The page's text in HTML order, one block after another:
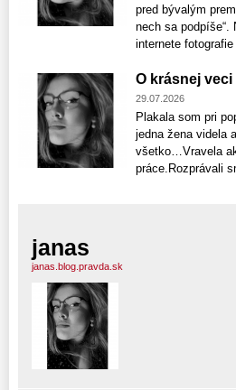
pred bývalým
nech sa
internete
O krásnej
29.07.2026
Plakala som pri
jedna žena videla
všetko…Vravela
práce.Rozprávali
janas
janas.blog.pravda.sk